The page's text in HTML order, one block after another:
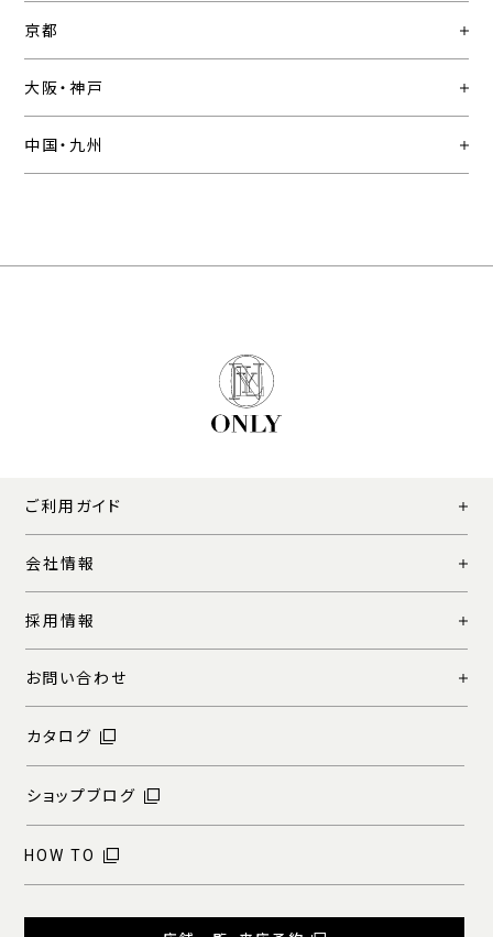
京都
大阪・神戸
中国・九州
ご利用ガイド
会社情報
採用情報
お問い合わせ
カタログ
ショップブログ
HOW TO